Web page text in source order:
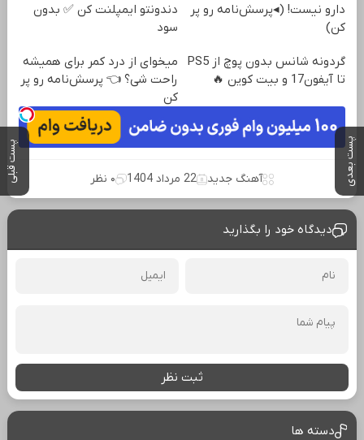
پست بعدی پست قبلی
دارو نیست! (◂پرسش‌نامه رو پر
کن)
دندونتو ایمپلنت کن ✅ بدون
سود
گردونه شانس بدون پوچ از PS5
تا آیفون17 و بیت کوین 🔥
میخوای از درد کمر برای همیشه
راحت شی؟ 👈 پرسش‌نامه رو پر
کن
آهنگ جدید 22 مرداد 1404 ۰ نظر
دیدگاه خود را بگذارید
ثبت نظر
دسته ها